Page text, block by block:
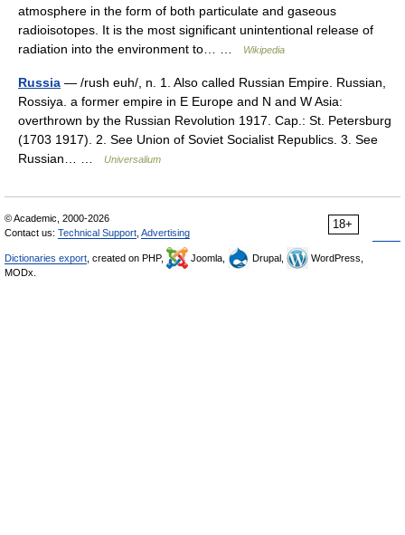
atmosphere in the form of both particulate and gaseous
radioisotopes. It is the most significant unintentional release of
radiation into the environment to… …
Wikipedia
Russia — /rush euh/, n. 1. Also called Russian Empire. Russian,
Rossiya. a former empire in E Europe and N and W Asia:
overthrown by the Russian Revolution 1917. Cap.: St. Petersburg
(1703 1917). 2. See Union of Soviet Socialist Republics. 3. See
Russian… …
Universalium
18+
© Academic, 2000-2026
Contact us: Technical Support Advertising
Dictionaries export , created on PHP, Joomla, Drupal,
WordPress,
MODx.